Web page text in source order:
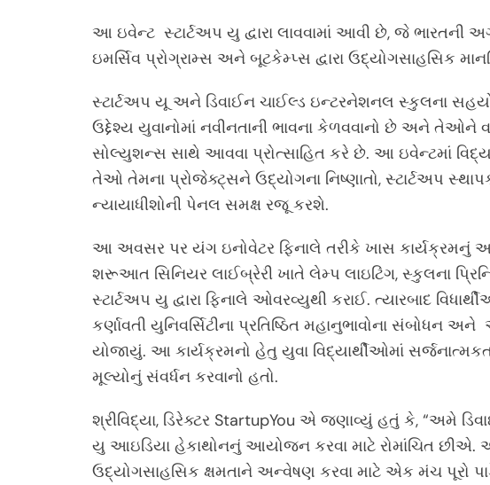
આ ઇવેન્ટ સ્ટાર્ટઅપ યુ દ્વારા લાવવામાં આવી છે, જે ભારતની
ઇમર્સિવ પ્રોગ્રામ્સ અને બૂટકેમ્પ્સ દ્વારા ઉદ્યોગસાહસિક
સ્ટાર્ટઅપ યૂ અને ડિવાઈન ચાઈલ્ડ ઇન્ટરનેશનલ સ્કુલના
ઉદ્દેશ્ય યુવાનોમાં નવીનતાની ભાવના કેળવવાનો છે અને તેઓને
સોલ્યુશન્સ સાથે આવવા પ્રોત્સાહિત કરે છે. આ ઇવેન્ટમાં
તેઓ તેમના પ્રોજેક્ટ્સને ઉદ્યોગના નિષ્ણાતો, સ્ટાર્ટઅપ
ન્યાયાધીશોની પેનલ સમક્ષ રજૂ કરશે.
આ અવસર પર યંગ ઇનોવેટર ફિનાલે તરીકે ખાસ કાર્યક્રમનું
શરૂઆત સિનિયર લાઈબ્રેરી ખાતે લેમ્પ લાઇટિંગ, સ્કુલના
સ્ટાર્ટઅપ યુ દ્વારા ફિનાલે ઓવરવ્યુથી કરાઈ. ત્યારબાદ
કર્ણાવતી યુનિવર્સિટીના પ્રતિષ્ઠિત મહાનુભાવોના સંબોધન
યોજાયું. આ કાર્યક્રમનો હેતુ યુવા વિદ્યાર્થીઓમાં
મૂલ્યોનું સંવર્ધન કરવાનો હતો.
શ્રીવિદ્યા, ડિરેક્ટર StartupYou એ જણાવ્યું હતું કે, “અમે
યુ આઇડિયા હેકાથોનનું આયોજન કરવા માટે રોમાંચિત છીએ.
ઉદ્યોગસાહસિક ક્ષમતાને અન્વેષણ કરવા માટે એક મંચ પૂરો